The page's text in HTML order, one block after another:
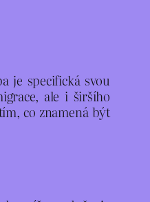
je specifická svou
ale i širšího
co znamená být